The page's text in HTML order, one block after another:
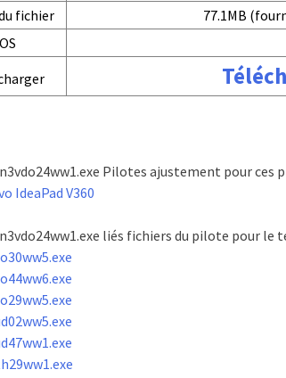
fichier
77.1MB
OS
Pilotes ajustement pour ces
IdeaPad V360
liés fichiers du pilote pour le